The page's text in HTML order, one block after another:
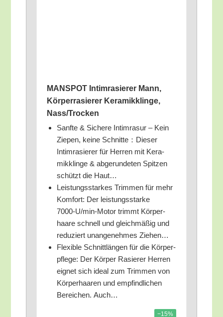
MANSPOT Intim­ra­sie­rer Mann,
Kör­per­ra­sie­rer Kera­mik­klin­ge,
Nass/​Trocken
Sanf­te & Siche­re Intim­ra­sur – Kein
Zie­pen, kei­ne Schnitte：Dieser
Intim­ra­sie­rer für Her­ren mit Kera­
mik­klin­ge & abge­run­de­ten Spit­zen
schützt die Haut…
Leis­tungs­star­kes Trim­men für mehr
Kom­fort: Der leis­tungs­star­ke
7000‑U/­min-Motor trimmt Kör­per­
haa­re schnell und gleich­mä­ßig und
redu­ziert unan­ge­neh­mes Ziehen…
Fle­xi­ble Schnitt­län­gen für die Kör­per­
pfle­ge: Der Kör­per Rasie­rer Her­ren
eig­net sich ide­al zum Trim­men von
Kör­per­haa­ren und emp­find­li­chen
Berei­chen. Auch…
−15%